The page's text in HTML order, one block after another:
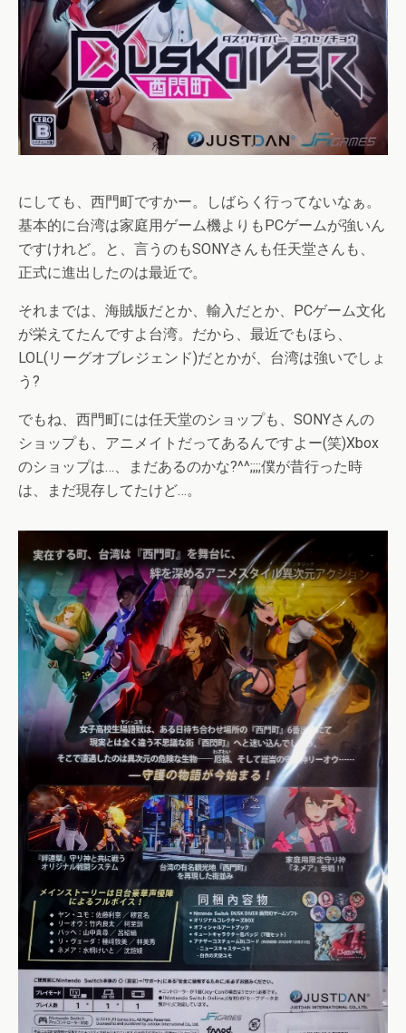
にしても、西門町ですかー。しばらく行ってないなぁ。
基本的に台湾は家庭用ゲーム機よりもPCゲームが強いん
ですけれど。と、言うのもSONYさんも任天堂さんも、
正式に進出したのは最近で。
それまでは、海賊版だとか、輸入だとか、PCゲーム文化
が栄えてたんですよ台湾。だから、最近でもほら、
LOL(リーグオブレジェンド)だとかが、台湾は強いでしょ
う?
でもね、西門町には任天堂のショップも、SONYさんの
ショップも、アニメイトだってあるんですよー(笑)Xbox
のショップは…、まだあるのかな?^^;;;;僕が昔行った時
は、まだ現存してたけど…。